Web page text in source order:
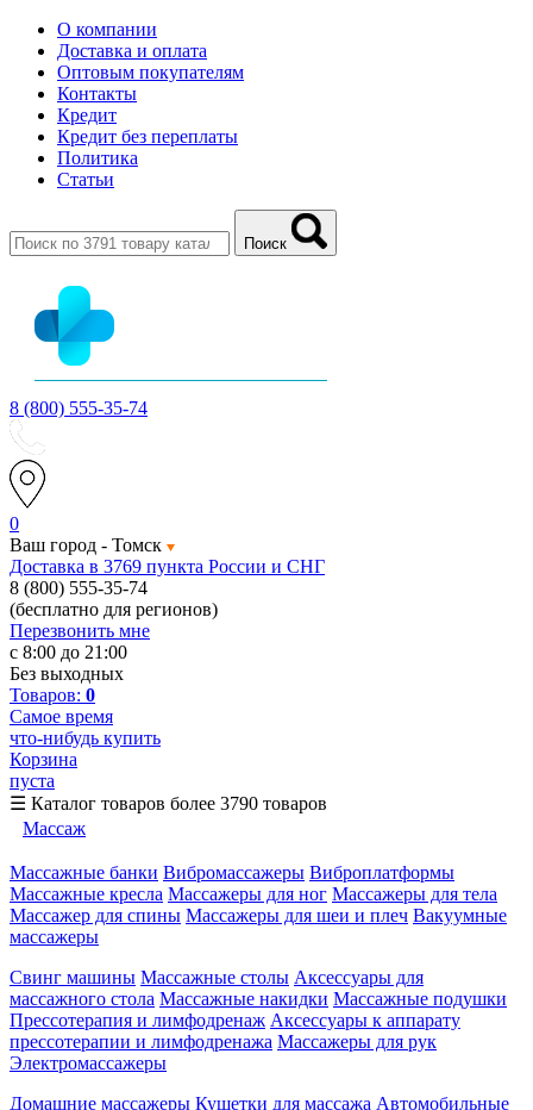
О компании
Доставка и оплата
Оптовым покупателям
Контакты
Кредит
Кредит без переплаты
Политика
Статьи
Поиск
8 (800) 555-35-74
0
Ваш город - Томск
Доставка в 3769 пункта России и СНГ
8 (800) 555-35-74
(бесплатно для регионов)
Перезвонить мне
с 8:00 до 21:00
Без выходных
Товаров: 0
Самое время
что-нибудь купить
Корзина
пуста
☰ Каталог товаров более 3790 товаров
Массаж
Массажные банки Вибромассажеры Виброплатформы
Массажные кресла Массажеры для ног Массажеры для тела
Массажер для спины Массажеры для шеи и плеч Вакуумные
массажеры
Свинг машины Массажные столы Аксессуары для
массажного стола Массажные накидки Массажные подушки
Прессотерапия и лимфодренаж Аксессуары к аппарату
прессотерапии и лимфодренажа Массажеры для рук
Электромассажеры
Домашние массажеры Кушетки для массажа Автомобильные